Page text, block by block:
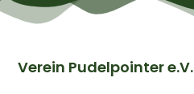
Verein Pudelpointer e.V.